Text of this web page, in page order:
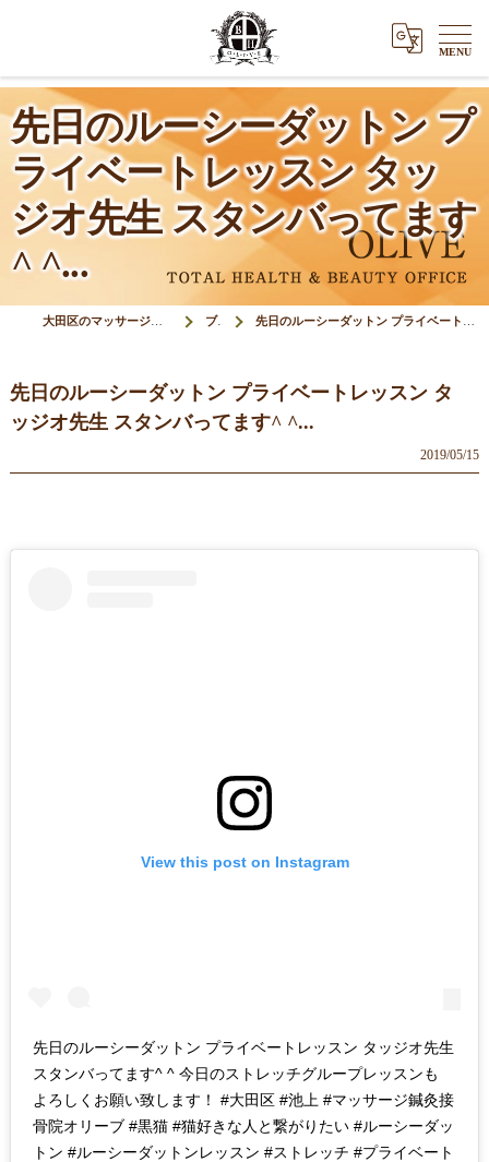
先日のルーシーダットン プ
ライベートレッスン タッ
ジオ先生 スタンバってます
^ ^...
大田区のマッサージ＆鍼灸接骨院オリーブ(Olive) ブログ 先日のルーシーダットン プライベートレッスン タッジオ先生 スタンバってます^ ^...
先日のルーシーダットン プライベートレッスン タ
ッジオ先生 スタンバってます^ ^...
2019/05/15
View this post on Instagram
先日のルーシーダットン プライベートレッスン タッジオ先生
スタンバってます^ ^ 今日のストレッチグループレッスンも
よろしくお願い致します！ #大田区 #池上 #マッサージ鍼灸接
骨院オリーブ #黒猫 #猫好きな人と繋がりたい #ルーシーダッ
トン #ルーシーダットンレッスン #ストレッチ #プライベート